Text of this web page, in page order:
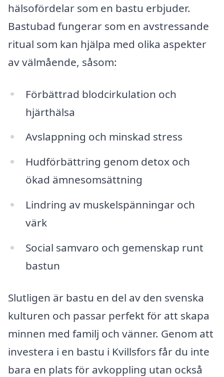
hälsofördelar som en bastu erbjuder.
Bastubad fungerar som en avstressande
ritual som kan hjälpa med olika aspekter
av välmående, såsom:
Förbättrad blodcirkulation och
hjärthälsa
Avslappning och minskad stress
Hudförbättring genom detox och
ökad ämnesomsättning
Lindring av muskelspänningar och
värk
Social samvaro och gemenskap runt
bastun
Slutligen är bastu en del av den svenska
kulturen och passar perfekt för att skapa
minnen med familj och vänner. Genom att
investera i en bastu i Kvillsfors får du inte
bara en plats för avkoppling utan också